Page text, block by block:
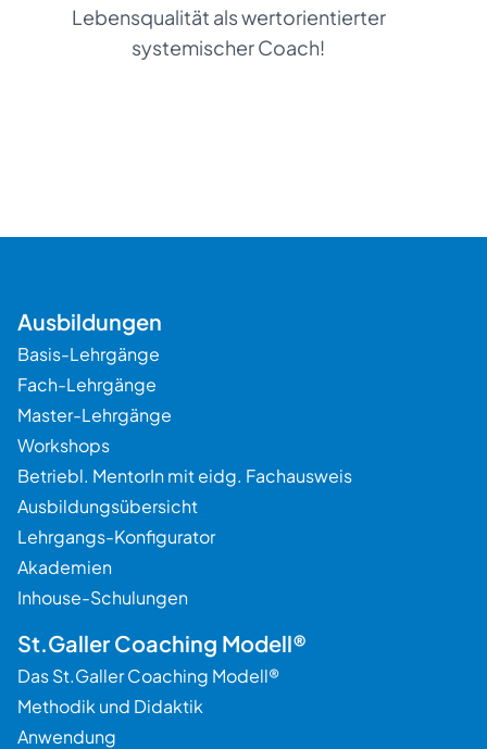
Lebensqualität als wertorientierter
systemischer Coach!
Ausbildungen
Basis-Lehrgänge
Fach-Lehrgänge
Master-Lehrgänge
Workshops
Betriebl. MentorIn mit eidg. Fachausweis
Ausbildungsübersicht
Lehrgangs-Konfigurator
Akademien
Inhouse-Schulungen
St.Galler Coaching Modell®
Das St.Galler Coaching Modell®
Methodik und Didaktik
Anwendung